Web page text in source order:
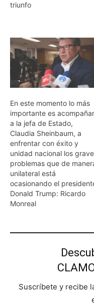
triunfo
En este momento lo más
importante es acompañar
a la jefa de Estado,
Claudia Sheinbaum, a
enfrentar con éxito y
unidad nacional los
problemas que de
unilateral está
ocasionando el
Donald Trump: Ricardo
Monreal
Suscríbete y recibe